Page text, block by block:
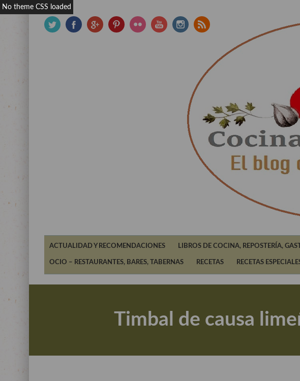
ACTUALIDAD Y RECOMENDACIONES LIBROS DE COCINA, REPOSTERÍA,
OCIO – RESTAURANTES, BARES, TABERNAS RECETAS RECETAS
Timbal de causa
No theme CSS loaded